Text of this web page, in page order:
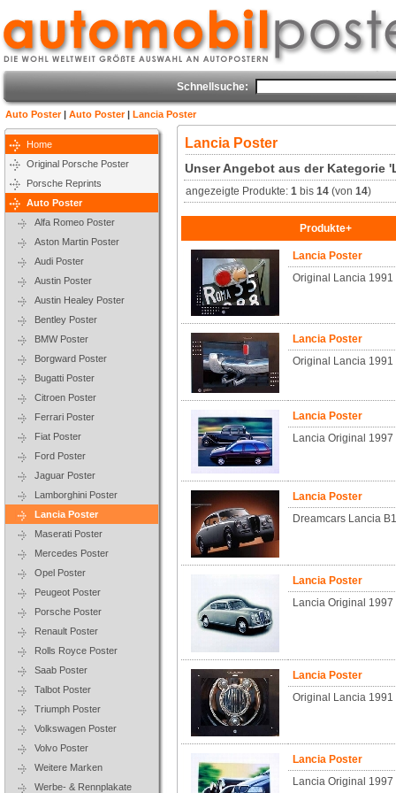
Schnellsuche:
Auto Poster| Auto Poster| Lancia Poster
Home
Original Porsche Poster
Porsche Reprints
Auto Poster
Alfa Romeo Poster
Aston Martin Poster
Audi Poster
Austin Poster
Austin Healey Poster
Bentley Poster
BMW Poster
Borgward Poster
Bugatti Poster
Citroen Poster
Ferrari Poster
Fiat Poster
Ford Poster
Jaguar Poster
Lamborghini Poster
Lancia Poster
Maserati Poster
Mercedes Poster
Opel Poster
Peugeot Poster
Porsche Poster
Renault Poster
Rolls Royce Poster
Saab Poster
Talbot Poster
Triumph Poster
Volkswagen Poster
Volvo Poster
Weitere Marken
Werbe- & Rennplakate
Lancia Poster
Unser Angebot aus der Kategorie
angezeigte Produkte:1 bis14 (von14)
Produkte+
Lancia Poster
Original Lancia 1991
Lancia Poster
Original Lancia
Lancia Poster
Lancia Original 1997
Lancia Poster
Dreamcars Lancia
Lancia Poster
Lancia Original 1997
Lancia Poster
Original Lancia 1991
Lancia Poster
Lancia Original 1997